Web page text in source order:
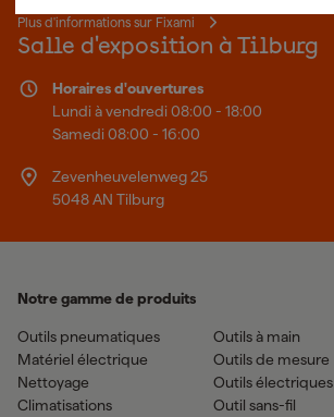
Plus d'informations sur Fixami
Salle d'exposition à Tilburg
Horaires d'ouvertures
Lundi à vendredi 08:00 - 18:00
Samedi 08:00 - 16:00
Zevenheuvelenweg 25
5048 AN Tilburg
Notre gamme de produits
Outils pneumatiques
Matériel électrique
Nettoyage
Climatisations
Outils à main
Outils de mesure
Outils électriques
Outil sans-fil